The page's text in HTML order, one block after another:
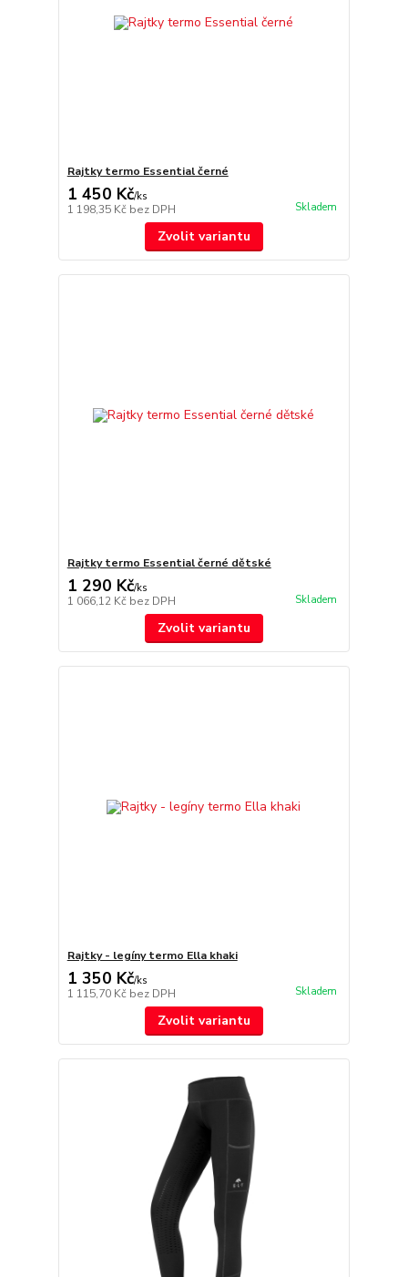
Rajtky termo Essential černé
1 450 Kč/ks
1 198,35 Kč bez DPH Skladem
Zvolit variantu
Rajtky termo Essential černé dětské
1 290 Kč/ks
1 066,12 Kč bez DPH Skladem
Zvolit variantu
Rajtky - legíny termo Ella khaki
1 350 Kč/ks
1 115,70 Kč bez DPH Skladem
Zvolit variantu